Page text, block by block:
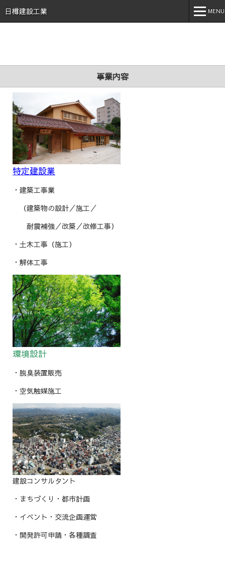
式会社 日樽 建設 土木 建築 新築 戸建 工事 解体 地元 安
心 誠実 コロナ 空気触媒 酸素クラスター オゾン 不活化
日樽建設工業 MENU
事業内容
実績紹介
施工事例
採用情報
スタッフブログ
事業内容
特定建設業
・建築工事業
（建築物の設計／施工／
耐震補強／改築／改修工事）
・土木工事（施工）
・解体工事
環境設計
・脱臭装置販売
・空気触媒施工
建設コンサルタント
・まちづくり・都市計画
・イベント・交流企画運営
・開発許可申請・各種調査